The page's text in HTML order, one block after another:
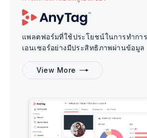
แพลตฟอร์มที่ใช้ประโยชน์ในการทำกา
เอนเซอร์อย่างมีประสิทธิภาพผ่านข้อมูล
View More